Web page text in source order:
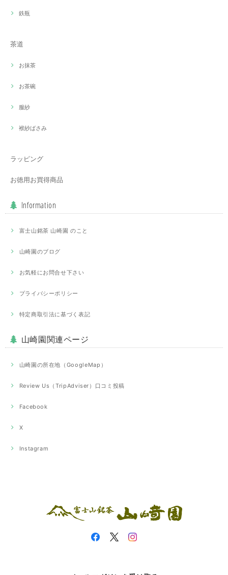
鉄瓶
茶道
お抹茶
お茶碗
服紗
袱紗ばさみ
ラッピング
お徳用お買得商品
Information
富士山銘茶 山崎園 のこと
山崎園のブログ
お気軽にお問合せ下さい
プライバシーポリシー
特定商取引法に基づく表記
山崎園関連ページ
山崎園の所在地（GoogleMap）
Review Us（TripAdviser）口コミ投稿
Facebook
X
Instagram